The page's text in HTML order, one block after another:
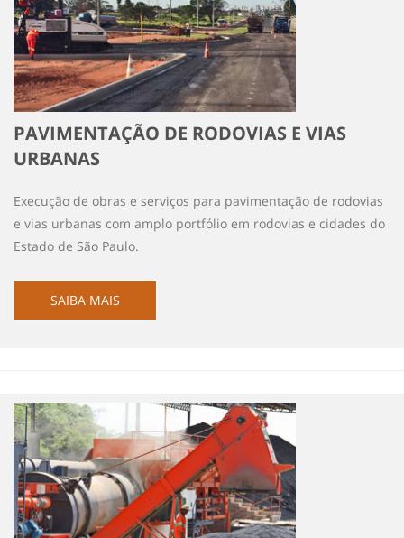
PAVIMENTAÇÃO DE RODOVIAS E VIAS
URBANAS
Execução de obras e serviços para pavimentação de rodovias
e vias urbanas com amplo portfólio em rodovias e cidades do
Estado de São Paulo.
SAIBA MAIS